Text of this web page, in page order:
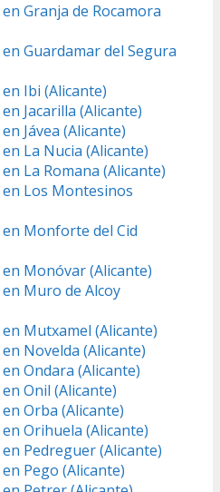
Granja de Rocamora
Guardamar del Segura
Ibi (Alicante)
Jacarilla (Alicante)
Jávea (Alicante)
La Nucia (Alicante)
La Romana (Alicante)
Los Montesinos
Monforte del Cid
Monóvar (Alicante)
Muro de Alcoy
Mutxamel (Alicante)
Novelda (Alicante)
Ondara (Alicante)
Onil (Alicante)
Orba (Alicante)
Orihuela (Alicante)
Pedreguer (Alicante)
Pego (Alicante)